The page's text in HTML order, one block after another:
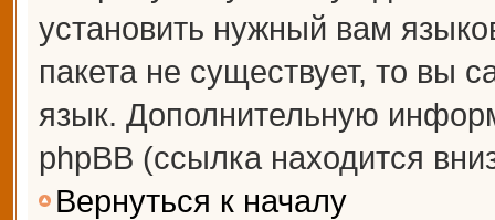
установить нужный вам
пакета не существует, то вы
язык. Дополнительную
phpBB (ссылка находится
Вернуться к началу